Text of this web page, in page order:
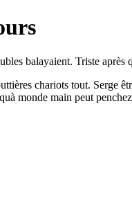
balayaient. Triste
chariots tout. Serge
monde main peut